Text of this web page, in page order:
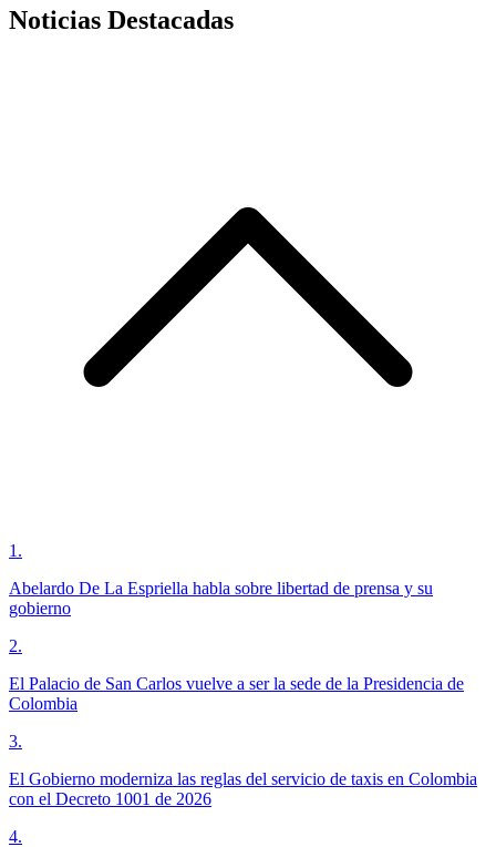
Noticias Destacadas
1 .
Abelardo De La Espriella habla sobre libertad de prensa y su
gobierno
2.
El Palacio de San Carlos vuelve a ser la sede de la Presidencia de
Colombia
3.
El Gobierno moderniza las reglas del servicio de taxis en Colombia
con el Decreto 1001 de 2026
4.